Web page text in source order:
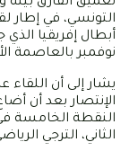
التونسي، في إطار
نوفمبر بالعاصمة
يشار إلى أن اللقاء
النقطة الخامسة
الثاني، الترجي